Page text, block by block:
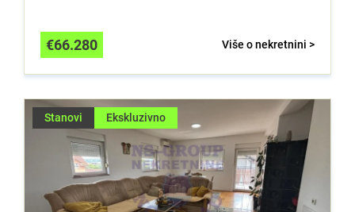
Više o nekretnini >
€66.280
Stanovi Ekskluzivno